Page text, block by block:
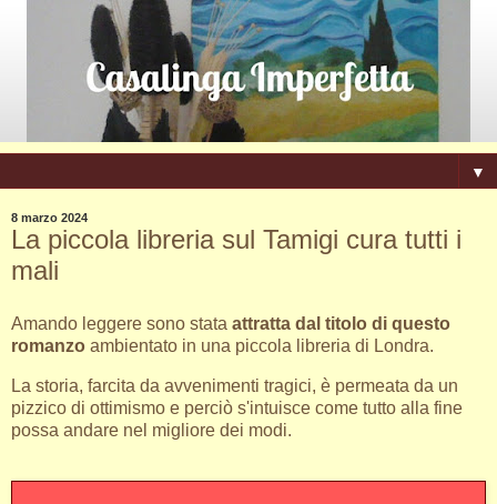
▼
8 marzo 2024
La piccola libreria sul Tamigi cura tutti i
mali
Amando leggere sono stata attratta dal titolo di questo
romanzo ambientato in una piccola libreria di Londra.
La storia, farcita da avvenimenti tragici, è permeata da un
pizzico di ottimismo e perciò s'intuisce come tutto alla fine
possa andare nel migliore dei modi.